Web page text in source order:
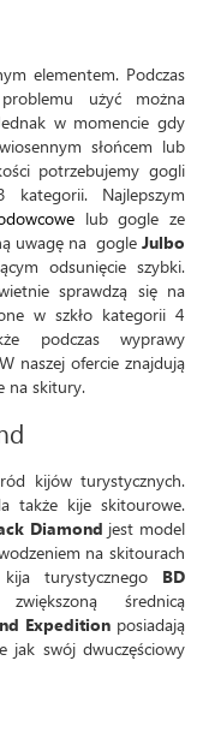
elementem. Podczas
użyć można
w momencie gdy
słońcem lub
potrzebujemy gogli
Najlepszym
lub gogle ze
uwagę na gogle Julbo
odsunięcie szybki.
sprawdzą się na
w szkło kategorii 4
podczas wyprawy
naszej ofercie znajdują
na skitury.
kijów turystycznych.
także kije skitourowe.
Diamond jest model
na skitourach
turystycznego BD
średnicą
Expedition posiadają
jak swój dwuczęściowy